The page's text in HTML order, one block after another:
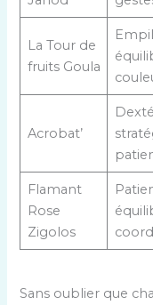
La Tour de
fruits Goula
Acrobat’
Flamant
Rose
Zigolos
Sans oublier que